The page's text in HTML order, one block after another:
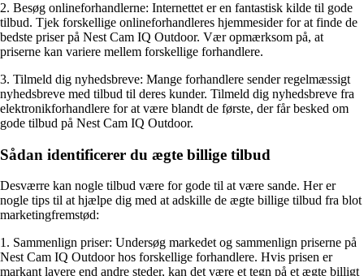
2. Besøg onlineforhandlerne: Internettet er en fantastisk kilde til gode
tilbud. Tjek forskellige onlineforhandleres hjemmesider for at finde de
bedste priser på Nest Cam IQ Outdoor. Vær opmærksom på, at
priserne kan variere mellem forskellige forhandlere.
3. Tilmeld dig nyhedsbreve: Mange forhandlere sender regelmæssigt
nyhedsbreve med tilbud til deres kunder. Tilmeld dig nyhedsbreve fra
elektronikforhandlere for at være blandt de første, der får besked om
gode tilbud på Nest Cam IQ Outdoor.
Sådan identificerer du ægte billige tilbud
Desværre kan nogle tilbud være for gode til at være sande. Her er
nogle tips til at hjælpe dig med at adskille de ægte billige tilbud fra blot
marketingfremstød:
1. Sammenlign priser: Undersøg markedet og sammenlign priserne på
Nest Cam IQ Outdoor hos forskellige forhandlere. Hvis prisen er
markant lavere end andre steder, kan det være et tegn på et ægte billigt